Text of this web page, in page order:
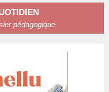
pédagogique